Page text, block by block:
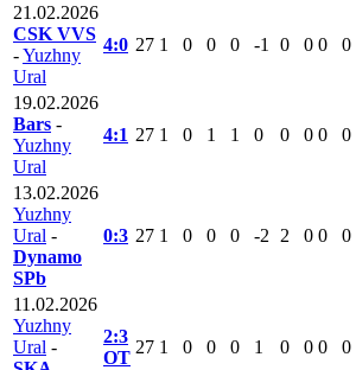
21.02.2026
CSK VVS
-Yuzhny
Ural
4:0 27 1 0 0 0 -1 0 0 0 0
19.02.2026
Bars -
Yuzhny
Ural
4:1 27 1 0 1 1 0 0 0 0 0
13.02.2026
Yuzhny
Ural -
Dynamo
SPb
0:3 27 1 0 0 0 -2 2 0 0 0
11.02.2026
Yuzhny
Ural -
2:3
ОТ
27 1 0 0 0 1 0 0 0 0